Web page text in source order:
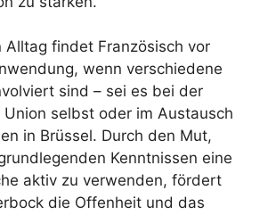
Alltag findet Französisch vor
wenn verschiedene
sind – sei es bei der
Union selbst oder im Austausch
in Brüssel. Durch den Mut,
Kenntnissen eine
aktiv zu verwenden, fördert
die Offenheit und das